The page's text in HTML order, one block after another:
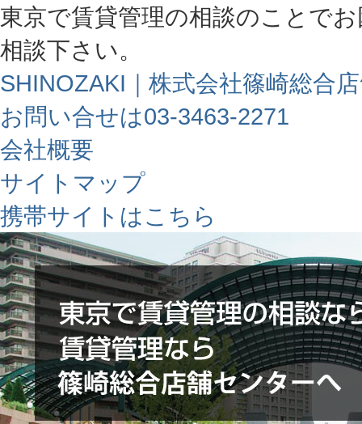
東京で賃貸管理の相談のことで
相談下さい。
SHINOZAKI｜株式会社篠崎総合
お問い合せは03-3463-2271
会社概要
サイトマップ
携帯サイトはこちら